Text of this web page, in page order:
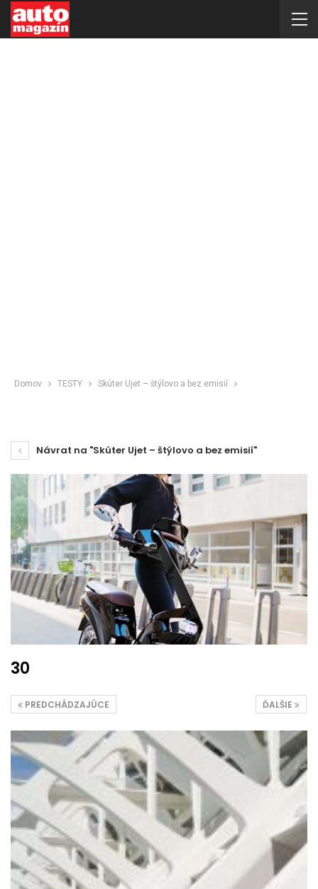
Domov TESTY Skúter Ujet – štýlovo a bez emisií
Návrat na "Skúter Ujet – štýlovo a bez emisií"
30
ĎALŠIE
PREDCHÁDZAJÚCE